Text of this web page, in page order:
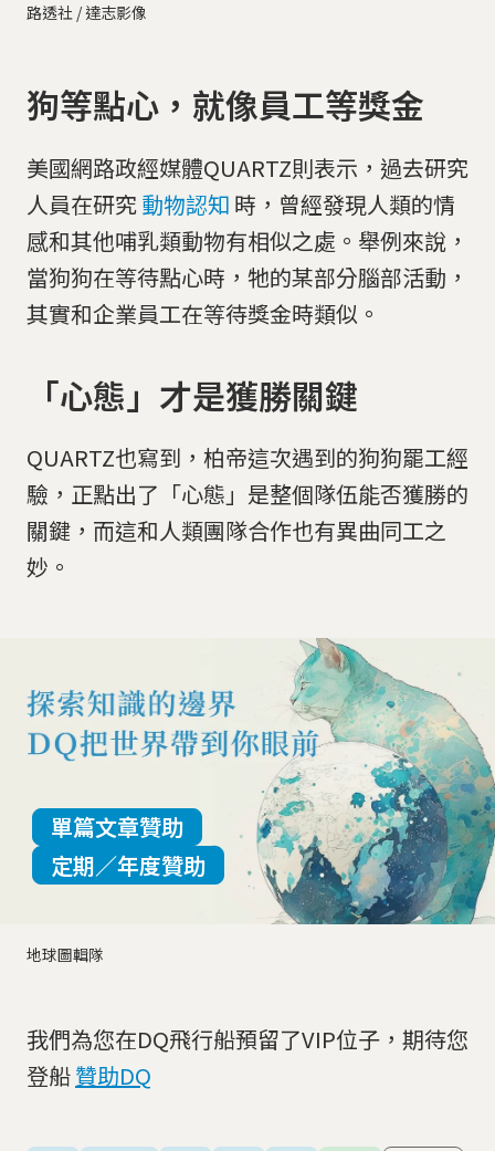
路透社 / 達志影像
狗等點心，就像員工等獎金
美國網路政經媒體QUARTZ則表示，過去研究
人員在研究動物認知 時，曾經發現人類的情
感和其他哺乳類動物有相似之處。舉例來說，
當狗狗在等待點心時，牠的某部分腦部活動，
其實和企業員工在等待獎金時類似。
「心態」才是獲勝關鍵
QUARTZ也寫到，柏帝這次遇到的狗狗罷工經
驗，正點出了「心態」是整個隊伍能否獲勝的
關鍵，而這和人類團隊合作也有異曲同工之
妙。
地球圖輯隊
單篇文章贊助
定期／年度贊助
我們為您在DQ飛行船預留了VIP位子，期待您
登船贊助DQ